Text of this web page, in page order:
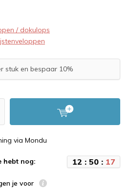
/ dokulops
stuk en bespaar 10%
via Mondu
hebt nog: 12 : 50: 17
je voor